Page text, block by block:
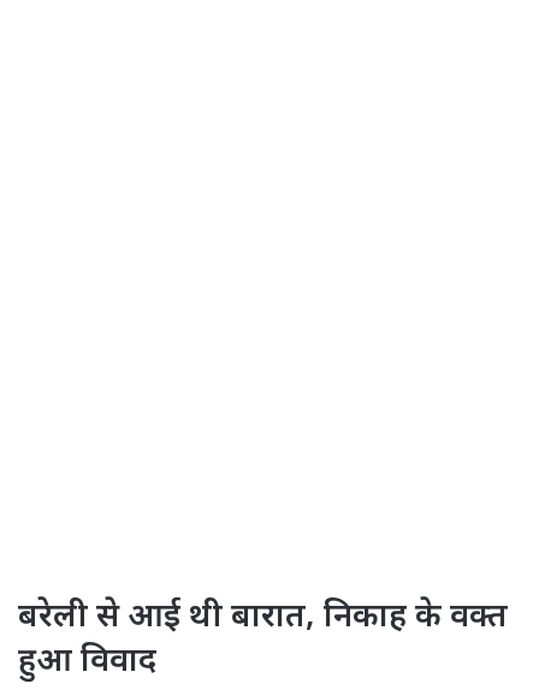
बरेली से आई थी बारात, निकाह के वक्त
हुआ विवाद